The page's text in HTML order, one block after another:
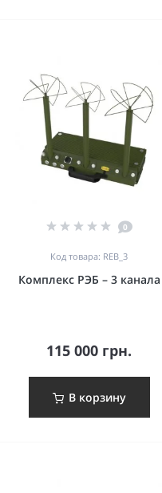
0
Код товара: REB_3
Комплекс РЭБ – 3 канала
115 000 грн.
В корзину